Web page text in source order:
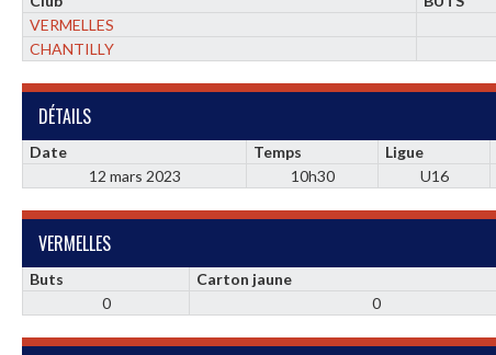
VERMELLES
CHANTILLY
DÉTAILS
Date Temps Ligue
12 mars 2023
10h30 U16
VERMELLES
Buts Carton jaune
0
0